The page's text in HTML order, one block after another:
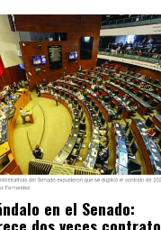
en el Senado:
dos veces contrato